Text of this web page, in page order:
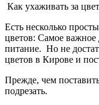
Как ухаживать за
Есть несколько
цветов: Самое важное
питание. Но не
цветов в Кирове и
Прежде, чем
подрезать.